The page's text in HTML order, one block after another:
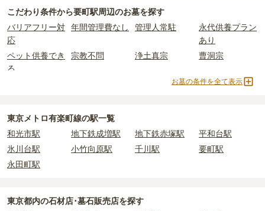
使用料のみかかります。
なお、お墓によっては以下の費用が別途かかる場合があります。
・
：お墓を新しく建てた際に行う儀式のための費
用。僧侶に渡すお布施がかかります。
・
正確な費用は、区画や石材の選び方によって大きく変わるため、見
積もりを取るまで確定しません。
現地見学では、担当者に「提示金額以外にかかる費用はないか」を
内を取り寄せることができます。
価格の目安は、1名あたり5万円〜30万円程度です。
要町駅周辺で安価なお墓を探したい場合は、価格の安い順で並び替
えてお墓を探すのがおすすめです。
れているケースがほとんどです。
主な条件として、遺骨がすでにある、該当の市区町村に一定年数以
上住んでいるなどが挙げられます。
条件を満たさない場合は、申し込み自体ができないことも多いた
め、事前の確認が重要です。
契約条件の詳細は、各霊園のページをご確認いただくか、資料請求
詳しくは、要町駅周辺の永代供養の一覧をご覧ください。
こだわり条件から要町駅周辺のお墓を探す
バリアフリー対
応
年間管理費なし 管理人常駐
永代供養プラン
あり
ペット供養でき
る
宗教不問 浄土真宗 曹洞宗
納骨堂
2人用区画あり
3人用区画あり
お墓の条件を全て表示
東京メトロ有楽町線の駅一覧
和光市駅
地下鉄成増駅 地下鉄赤塚駅
平和台駅
氷川台駅
小竹向原駅 千川駅
要町駅
永田町駅
東京都内の石材店･墓石販売店を探す